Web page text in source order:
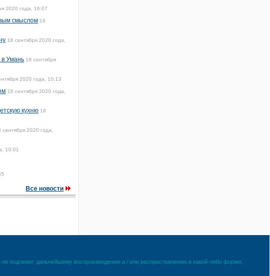
2020 года, 16:07
смыслом 18
18 сентября 2020 года,
в Умань 18 сентября
2020 года, 10:13
18 сентября 2020 года,
кухню 18
сентября 2020 года,
10:01
Все новости
подлежит дальнейшему воспроизведению и / или распространению в какой-либо форме,